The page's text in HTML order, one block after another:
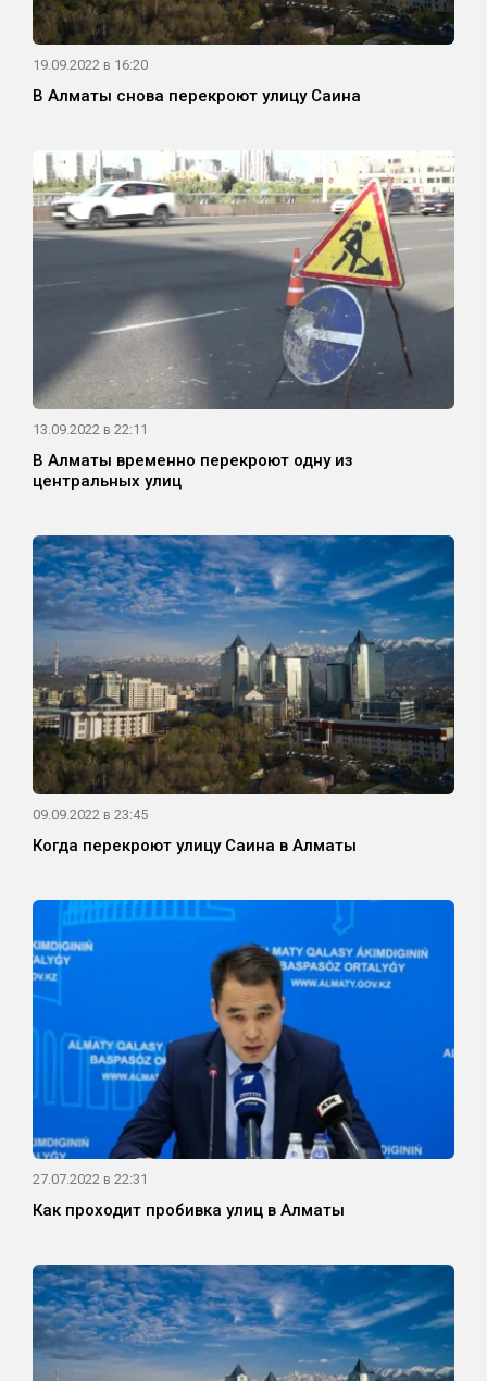
19.09.2022 в 16:20
В Алматы снова перекроют улицу Саина
13.09.2022 в 22:11
В Алматы временно перекроют одну из
центральных улиц
09.09.2022 в 23:45
Когда перекроют улицу Саина в Алматы
27.07.2022 в 22:31
Как проходит пробивка улиц в Алматы